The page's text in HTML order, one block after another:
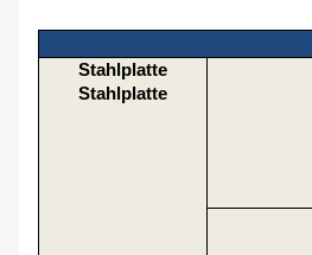
Stahlplatte
Stahlplatte